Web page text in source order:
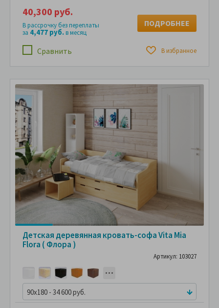
Сравнить В избранное
40,300 руб.
В рассрочку без переплаты
за 4,477 руб.в месяц
ПОДРОБНЕЕ
Детская деревянная кровать-софа Vita Mia
Flora ( Флора )
Артикул: 103027
90x180 - 34 600 руб.